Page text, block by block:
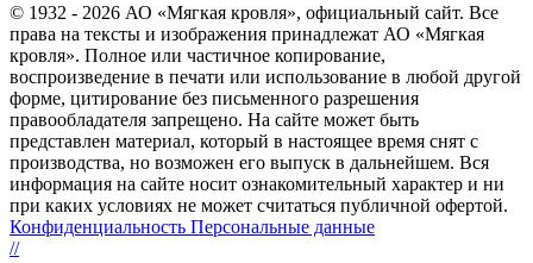
© 1932 - 2026 АО «Мягкая кровля», официальный сайт. Все
права на тексты и изображения принадлежат АО «Мягкая
кровля». Полное или частичное копирование,
воспроизведение в печати или использование в любой другой
форме, цитирование без письменного разрешения
правообладателя запрещено. На сайте может быть
представлен материал, который в настоящее время снят с
производства, но возможен его выпуск в дальнейшем. Вся
информация на сайте носит ознакомительный характер и ни
при каких условиях не может считаться публичной офертой.
Конфиденциальность Персональные данные
//